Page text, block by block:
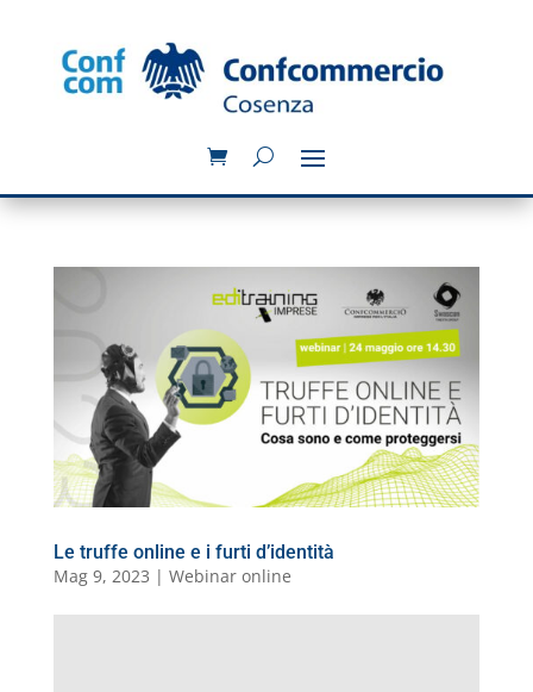
Le truffe online e i furti d’identità
Mag 9, 2023 | Webinar online